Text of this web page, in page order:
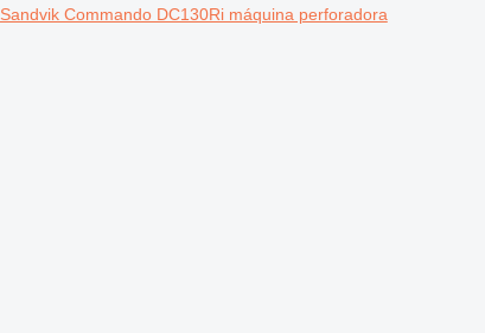
Sandvik Commando DC130Ri máquina perforadora